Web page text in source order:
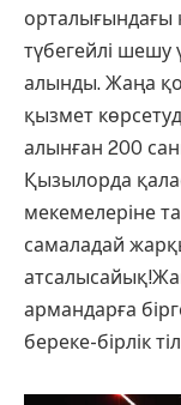
орталығындағы
түбегейлі шешу
алынды. Жаңа
қызмет
алынған 200
Қызылорда
мекемелеріне
самаладай
армандарға
береке-бірлік